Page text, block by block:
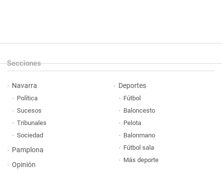
Secciones
Navarra
Política
Sucesos
Tribunales
Sociedad
Pamplona
Opinión
Deportes
Fútbol
Baloncesto
Pelota
Balonmano
Fútbol sala
Más deporte